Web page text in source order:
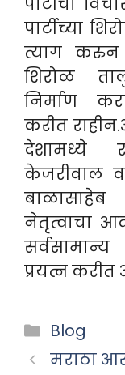
पार्टीच्या
त्याग करुन
शिरोळ
निर्माण
करीत
देशामध्ये
केजरीवाल व
नेतृत्वाचा
प्रयत्न करीत
Blog
मराठा